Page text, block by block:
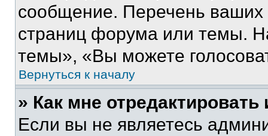
сообщение. Перечень ваших
страниц форума или темы.
темы», «Вы можете
Вернуться к началу
» Как мне
Если вы не являетесь